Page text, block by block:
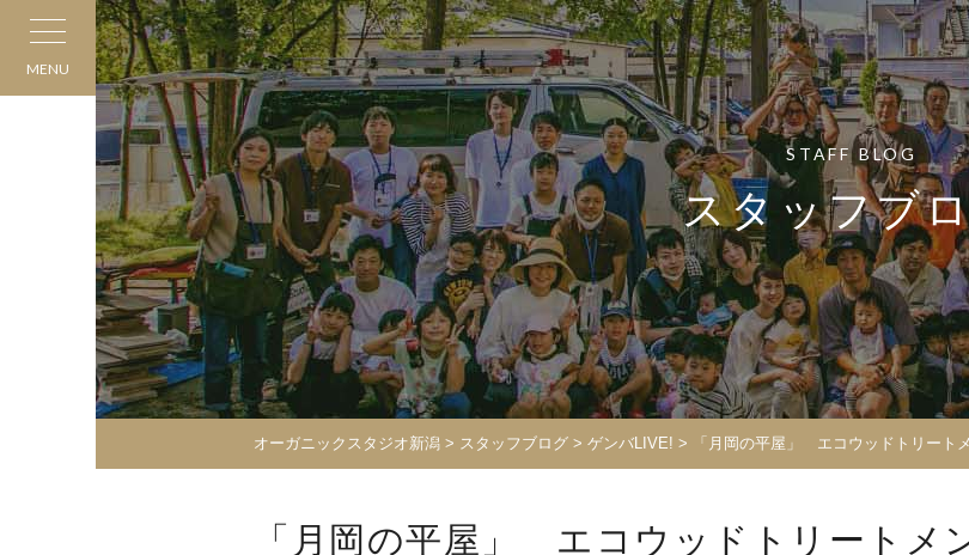
MENU
STAFF BLOG
スタッフブ
オーガニックスタジオ新潟 > スタッフブログ > ゲンバLIVE! > 「月岡の平屋」 エコウッドトリート
「月岡の平屋」 エコウッドトリートメ